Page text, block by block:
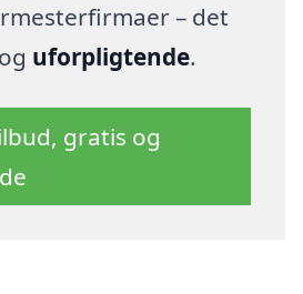
– det
uforpligtende.
gratis og